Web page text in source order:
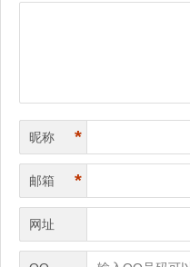
昵称 *
邮箱 *
网址